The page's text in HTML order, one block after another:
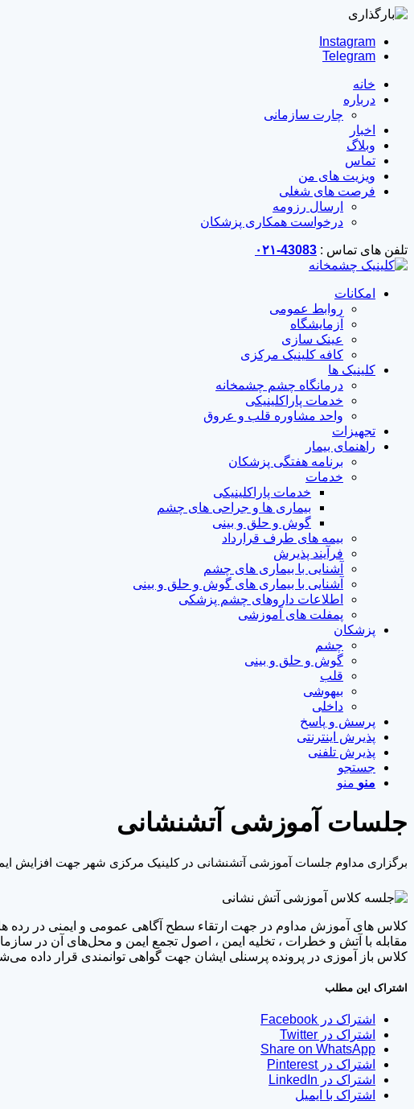
Instagram
Telegram
خانه
درباره
چارت سازمانی
اخبار
وبلاگ
تماس
ویزیت های من
فرصت های شغلی
ارسال رزومه
درخواست همکاری پزشکان
تلفن های تماس : 43083-۰۲۱
امکانات
روابط عمومی
آزمایشگاه
عینک سازی
کافه کلینیک مرکزی
کلینیک ها
درمانگاه چشم چشمخانه
خدمات پاراکلینیکی
واحد مشاوره قلب و عروق
تجهیزات
راهنمای بیمار
برنامه هفتگی پزشکان
خدمات
خدمات پاراکلینیکی
بیماری ها و جراحی های چشم
گوش و حلق و بینی
بیمه های طرف قرارداد
فرآیند پذیرش
آشنایی با بیماری های چشم
آشنایی با بیماری های گوش و حلق و بینی
اطلاعات داروهای چشم پزشکی
پمفلت های آموزشی
پزشکان
چشم
گوش و حلق و بینی
قلب
بیهوشی
داخلی
پرسش و پاسخ
پذیرش اینترنتی
پذیرش تلفنی
جستجو
منو منو
جلسات آموزشی آتشنشانی
برگزاری مداوم جلسات آموزشی آتشنشانی در کلینیک مرکزی شهر جهت افزایش
کلاس های آموزش مداوم در جهت ارتقاء سطح آگاهی عمومی و ایمنی در رده
مقابله با آتش و خطرات ، تخلیه ایمن ، اصول تجمع ایمن و محل‌های آن در
کلاس باز آموزی در پرونده پرسنلی ایشان جهت گواهی توانمندی قرار داده
اشتراک این مطلب
اشتراک در Facebook
اشتراک در Twitter
Share on WhatsApp
اشتراک در Pinterest
اشتراک در LinkedIn
اشتراک با ایمیل